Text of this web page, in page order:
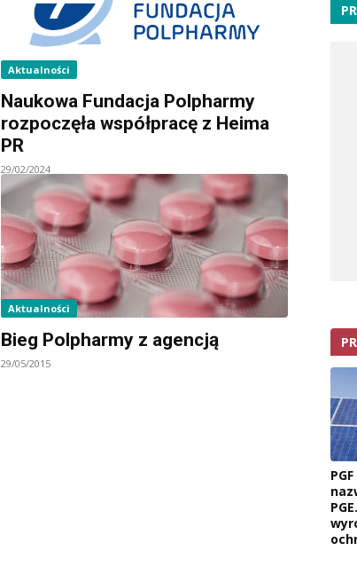
Aktualności
Naukowa Fundacja Polpharmy
rozpoczęła współpracę z Heima
PR
29/02/2024
Aktualności
Bieg Polpharmy z agencją
29/05/2015